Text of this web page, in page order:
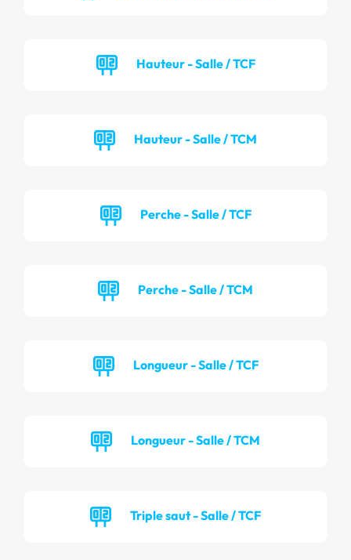
Hauteur - Salle / TCF
Hauteur - Salle / TCM
Perche - Salle / TCF
Perche - Salle / TCM
Longueur - Salle / TCF
Longueur - Salle / TCM
Triple saut - Salle / TCF